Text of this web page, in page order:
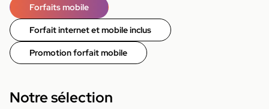
Forfaits mobile
Forfait internet et mobile inclus
Promotion forfait mobile
Notre sélection